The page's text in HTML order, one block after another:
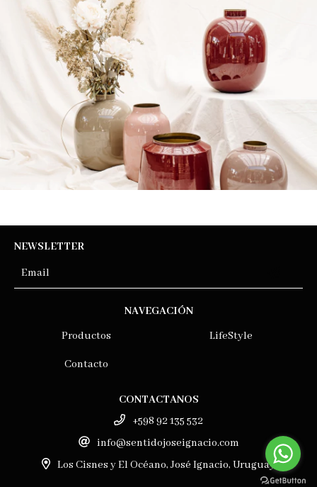
NEWSLETTER
NAVEGACIÓN
Productos
LifeStyle
Contacto
CONTACTANOS
+598 92 135 532
info@sentidojoseignacio.com
Los Cisnes y El Océano, José Ignacio, Uruguay